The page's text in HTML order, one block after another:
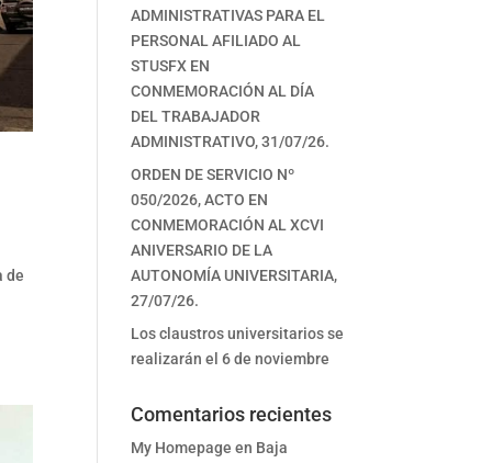
de
ADMINISTRATIVAS PARA EL
PERSONAL AFILIADO AL
STUSFX EN
CONMEMORACIÓN AL DÍA
DEL TRABAJADOR
ADMINISTRATIVO, 31/07/26.
ORDEN DE SERVICIO Nº
050/2026, ACTO EN
CONMEMORACIÓN AL XCVI
ANIVERSARIO DE LA
AUTONOMÍA UNIVERSITARIA,
27/07/26.
Los claustros universitarios se
realizarán el 6 de noviembre
Comentarios recientes
My Homepage en Baja